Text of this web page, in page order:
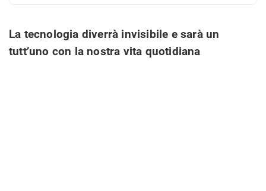
La tecnologia diverrà invisibile e sarà un
tutt’uno con la nostra vita quotidiana